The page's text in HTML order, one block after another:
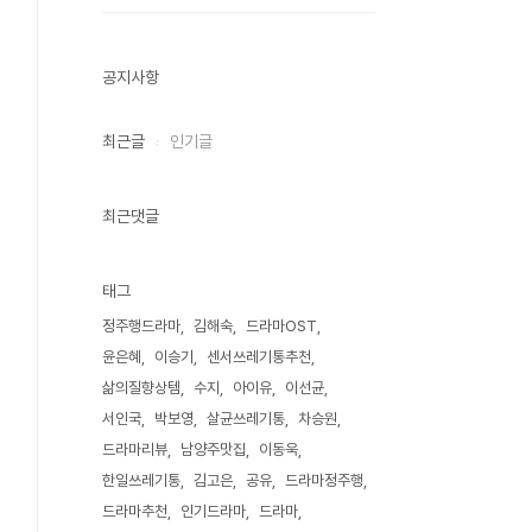
공지사항
최근글 인기글
최근댓글
태그
정주행드라마 김해숙
드라마OST
윤은혜
이승기
센서쓰레기통추천
삶의질향상템
수지 아이유
이선균
서인국
박보영 살균쓰레기통
차승원
드라마리뷰
남양주맛집
이동욱
한일쓰레기통
김고은 공유
드라마정주행
드라마추천
인기드라마 드라마